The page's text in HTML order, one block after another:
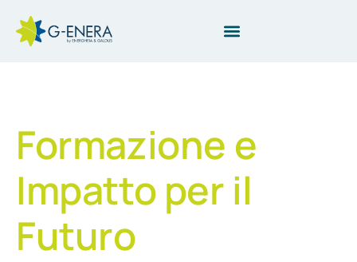
Formazione e
Impatto per il
Futuro